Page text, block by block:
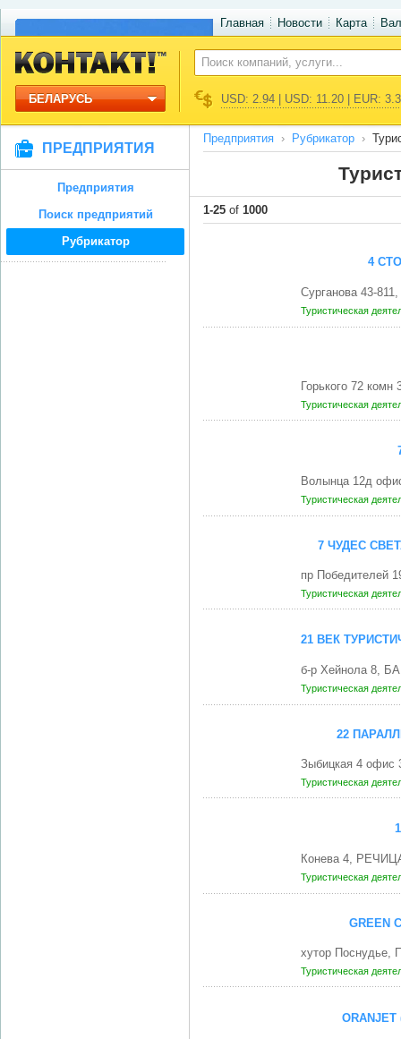
Главная Новости Карта
БЕЛАРУСЬ USD: 2.94 | USD: 11.20 | EUR:
ПРЕДПРИЯТИЯ
Предприятия
Поиск предприятий
Рубрикатор
Предприятия Рубрикатор
1-25 of 1000
4
Сурганова 43-
Туристическая
Горького 72
Туристическая
Волынца 12д
Туристическая
7 ЧУДЕС
пр Победителей
Туристическая
21 ВЕК
б-р Хейнола 8,
Туристическая
22
Зыбицкая 4
Туристическая
Конева 4,
Туристическая
GREEN
хутор
Туристическая